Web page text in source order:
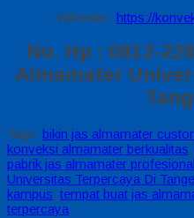
Wibesite : https://
No. Hp : 0812-
Almamater
Tags: bikin jas almamater
konveksi almamater berkualitas,
pabrik jas almamater profesional
Universitas Terpercaya Di
kampus, tempat buat jas
terpercaya